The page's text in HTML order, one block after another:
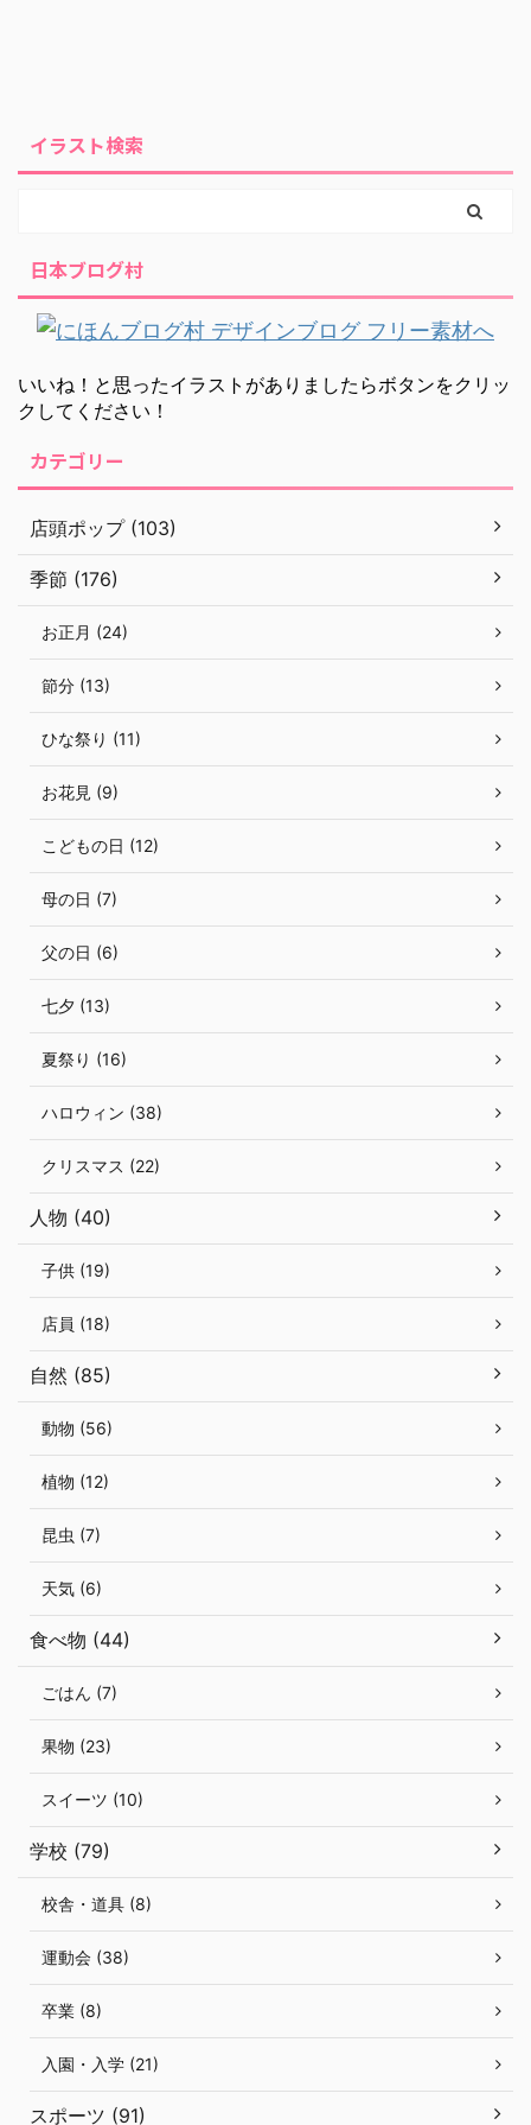
イラスト検索
日本ブログ村
いいね！と思ったイラストがありましたらボタンをクリッ
クしてください！
カテゴリー
店頭ポップ (103)
季節 (176)
お正月 (24)
節分 (13)
ひな祭り (11)
お花見 (9)
こどもの日 (12)
母の日 (7)
父の日 (6)
七夕 (13)
夏祭り (16)
ハロウィン (38)
クリスマス (22)
人物 (40)
子供 (19)
店員 (18)
自然 (85)
動物 (56)
植物 (12)
昆虫 (7)
天気 (6)
食べ物 (44)
ごはん (7)
果物 (23)
スイーツ (10)
学校 (79)
校舎・道具 (8)
運動会 (38)
卒業 (8)
入園・入学 (21)
スポーツ (91)